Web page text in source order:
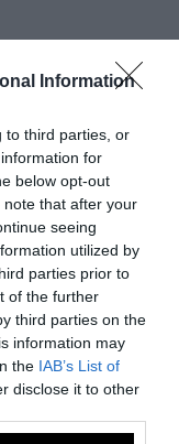
Information
to third parties, or
for
below opt-out
that after your
seeing
utilized by
parties prior to
of the further
third parties on the
information may
the IAB’s List of
disclose it to other